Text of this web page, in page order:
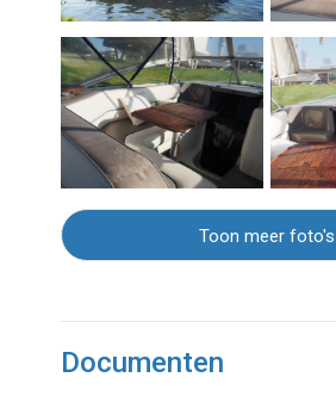
Toon meer foto's
Documenten